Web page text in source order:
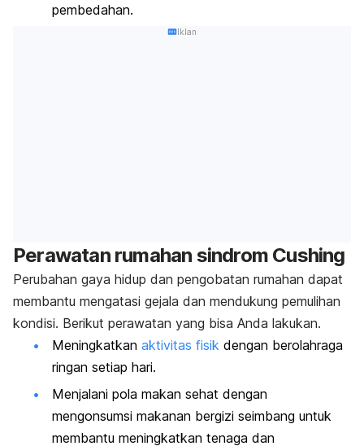
pembedahan.
Iklan
Perawatan rumahan sindrom Cushing
Perubahan gaya hidup dan pengobatan rumahan dapat
membantu mengatasi gejala dan mendukung pemulihan
kondisi. Berikut perawatan yang bisa Anda lakukan.
Meningkatkan aktivitas fisik dengan berolahraga
ringan setiap hari.
Menjalani pola makan sehat dengan
mengonsumsi makanan bergizi seimbang untuk
membantu meningkatkan tenaga dan